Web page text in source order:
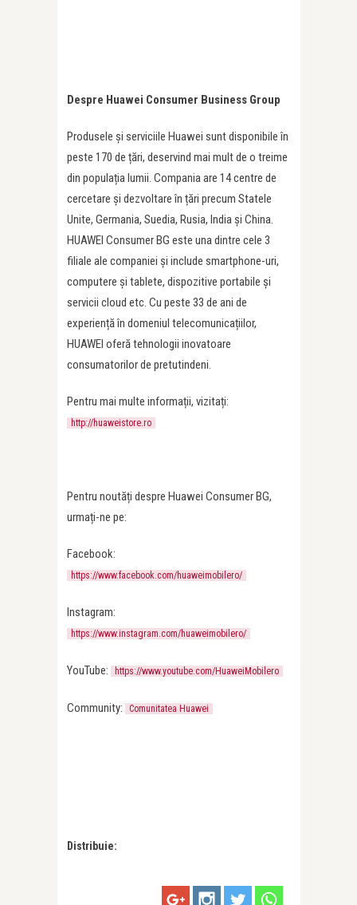
Despre Huawei Consumer Business Group
Produsele și serviciile Huawei sunt disponibile în
peste 170 de țări, deservind mai mult de o treime
din populația lumii. Compania are 14 centre de
cercetare și dezvoltare în țări precum Statele
Unite, Germania, Suedia, Rusia, India și China.
HUAWEI Consumer BG este una dintre cele 3
filiale ale companiei și include smartphone-uri,
computere și tablete, dispozitive portabile și
servicii cloud etc. Cu peste 33 de ani de
experiență în domeniul telecomunicațiilor,
HUAWEI oferă tehnologii inovatoare
consumatorilor de pretutindeni.
Pentru mai multe informații, vizitați:
http://huaweistore.ro
Pentru noutăți despre Huawei Consumer BG,
urmați-ne pe:
Facebook:
https://www.facebook.com/huaweimobilero/
Instagram:
https://www.instagram.com/huaweimobilero/
YouTube: https://www.youtube.com/HuaweiMobilero
Community: Comunitatea Huawei
Distribuie: